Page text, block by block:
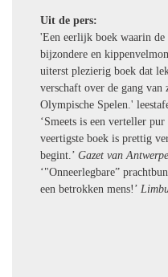
Uit de pers:
'Een eerlijk boek waarin de
bijzondere en
uiterst plezierig boek dat
verschaft over de gang van
Olympische Spelen.'
‘Smeets is een verteller
veertigste boek is prettig
begint.’ Gazet van
‘"Onneerlegbare”
een betrokken mens!’